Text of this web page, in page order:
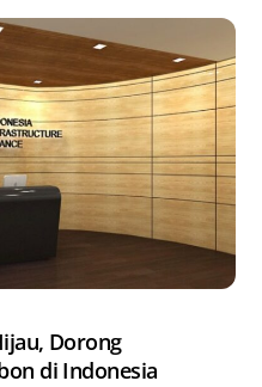
Dorong
di Indonesia